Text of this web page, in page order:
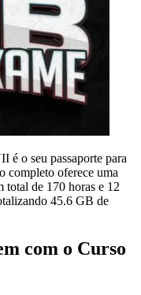
o seu passaporte para
completo oferece uma
total de 170 horas e 12
45.6 GB de
com o Curso